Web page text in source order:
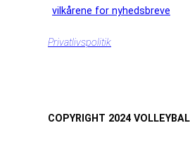
vilkårene for nyhedsbreve
Privatlivspolitik
COPYRIGHT 2024